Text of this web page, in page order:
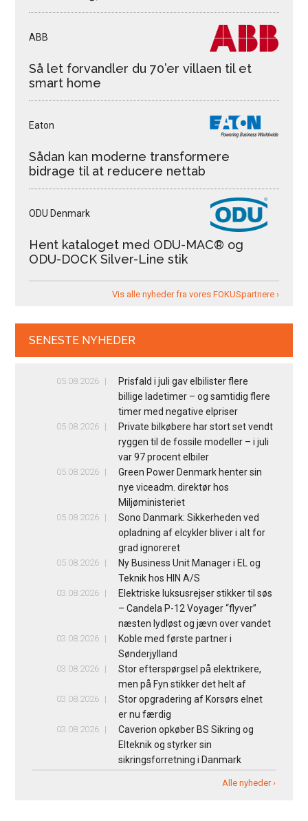
ABB
Så let forvandler du 70’er villaen til et
smart home
Eaton
Sådan kan moderne transformere
bidrage til at reducere nettab
ODU Denmark
Hent kataloget med ODU-MAC® og
ODU-DOCK Silver-Line stik
Vis alle nyheder fra vores FOKUSpartnere ›
SENESTE NYHEDER
05.08.2026
Prisfald i juli gav elbilister flere
billige ladetimer – og samtidig flere
timer med negative elpriser
05.08.2026
Private bilkøbere har stort set vendt
ryggen til de fossile modeller – i juli
var 97 procent elbiler
05.08.2026
Green Power Denmark henter sin
nye viceadm. direktør hos
Miljøministeriet
05.08.2026
Sono Danmark: Sikkerheden ved
opladning af elcykler bliver i alt for
grad ignoreret
05.08.2026
Ny Business Unit Manager i EL og
Teknik hos HIN A/S
03.08.2026
Elektriske luksusrejser stikker til søs
– Candela P-12 Voyager “flyver”
næsten lydløst og jævn over vandet
03.08.2026
Koble med første partner i
Sønderjylland
03.08.2026
Stor efterspørgsel på elektrikere,
men på Fyn stikker det helt af
03.08.2026
Stor opgradering af Korsørs elnet
er nu færdig
03.08.2026
Caverion opkøber BS Sikring og
Elteknik og styrker sin
sikringsforretning i Danmark
Alle nyheder ›